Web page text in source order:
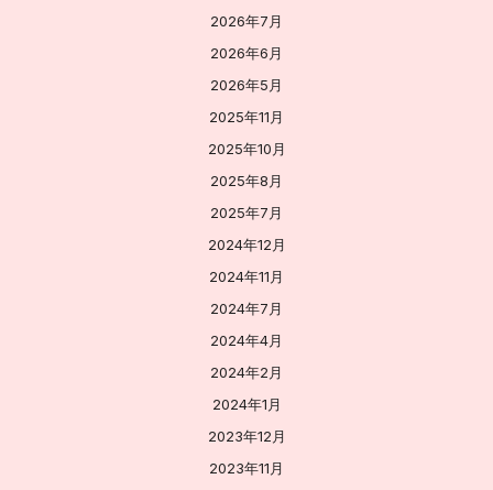
2026年7月
2026年6月
2026年5月
2025年11月
2025年10月
2025年8月
2025年7月
2024年12月
2024年11月
2024年7月
2024年4月
2024年2月
2024年1月
2023年12月
2023年11月